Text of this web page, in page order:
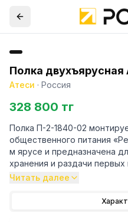
Полка
Атеси · Россия
328 800 тг
Полка П-2-1840-02 монтируется на модуль линии раздачи
общественного питания
м ярусе и предназначена
хранения и раздачи
холодных закусок и
общественного питания.
Читать далее